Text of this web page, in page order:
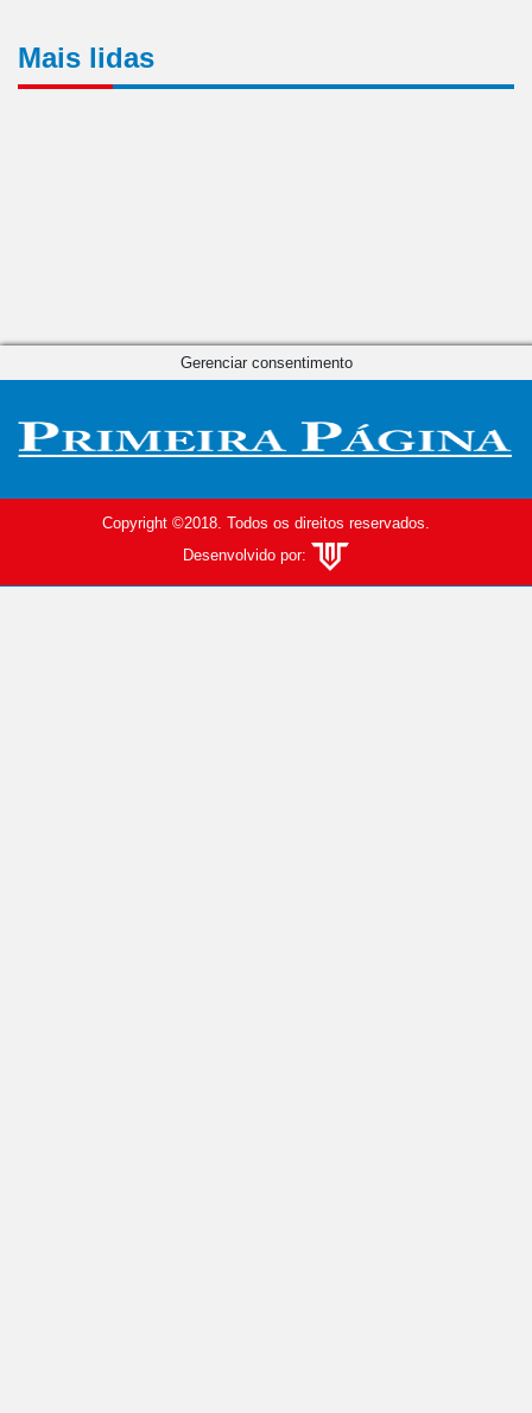
Mais lidas
Copyright ©2018. Todos os direitos reservados.
Desenvolvido por:
Gerenciar consentimento